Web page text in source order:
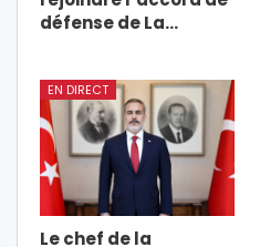
défense de La…
EN DIRECT
Le chef de la